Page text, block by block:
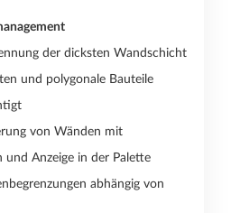
der dicksten Wandschicht
und polygonale Bauteile
von Wänden mit
Anzeige in der Palette
abhängig von